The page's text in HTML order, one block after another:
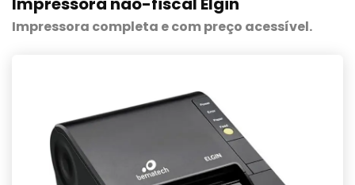
Impressora completa e com preço acessível.